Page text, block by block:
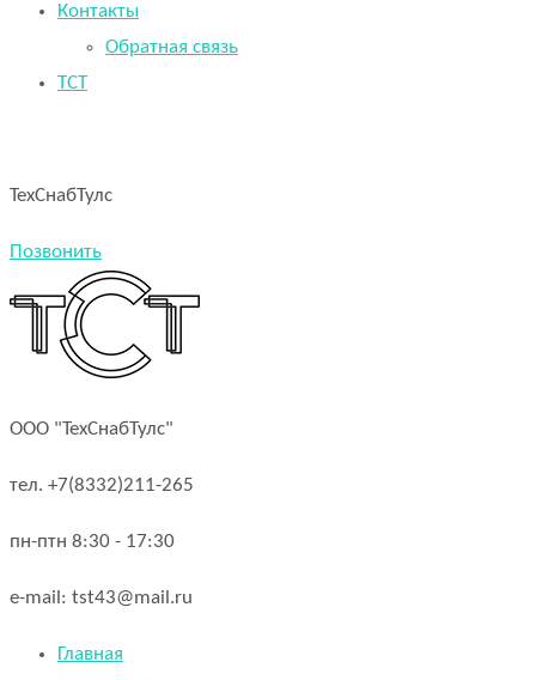
Контакты
Обратная связь
TCT
ТехСнабТулс
Позвонить
ООО "ТехСнабТулс"
тел. +7(8332)211-265
пн-птн 8:30 - 17:30
e-mail: tst43@mail.ru
Главная